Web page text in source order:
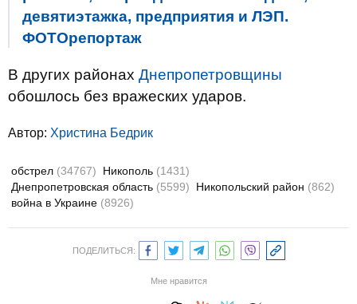
девятиэтажка, предприятия и ЛЭП.
ФОТОрепортаж
В других районах Днепропетровщины
обошлось без вражеских ударов.
Автор: Христина Бедрик
обстрел (34767) Никополь (1431)
Днепропетровская область (5599) Никопольский район (862)
война в Украине (8926)
ПОДЕЛИТЬСЯ:
Мне нравится